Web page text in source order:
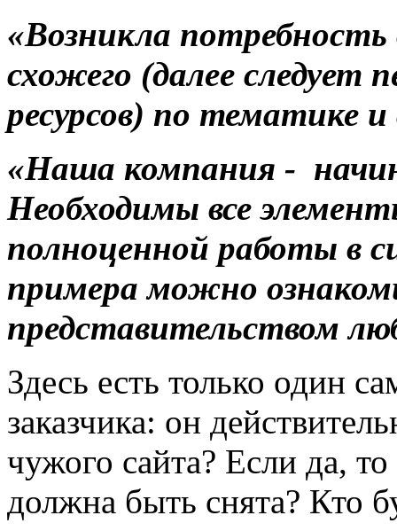
«Возникла потребность
схожего (далее следует
ресурсов) по тематике
«Наша компания -
Необходимы все
полноценной работы в
примера можно
представительством
Здесь есть только один
заказчика: он
чужого сайта? Если да,
должна быть снята? Кто